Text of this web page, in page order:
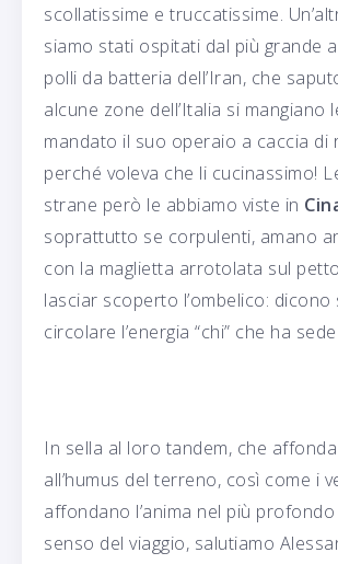
scollatissime e truccatissime.
siamo stati ospitati dal più grande
polli da batteria dell’Iran, che
alcune zone dell’Italia si mangiano
mandato il suo operaio a caccia di
perché voleva che li cucinassimo!
strane però le abbiamo viste in
soprattutto se corpulenti, amano
con la maglietta arrotolata sul
lasciar scoperto l’ombelico:
circolare l’energia “chi” che ha sede
In sella al loro tandem, che
all’humus del terreno, così come i
affondano l’anima nel più
senso del viaggio, salutiamo